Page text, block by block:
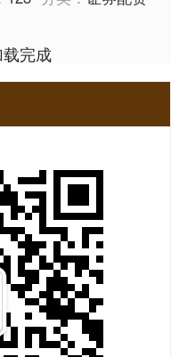
完成